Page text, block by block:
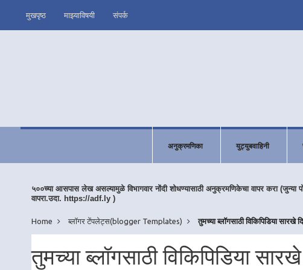
मुखपृष्ठ माझ्याविषयी संपर्क
अनुक्रमणिका युट्युबवाहिनी
५००च्या आसपास लेख असल्यामुळे विभागवार नोंदी शोधण्यासाठी अनुक्रमणिकेचा वापर करा
वापरा.उदा. https://adf.ly )
Home ब्लॉगर टेंपलेट्स(blogger Templates) तुमच्या ब्लॉगसाठी विकिपिडिया सारखे
तुमच्या ब्लॉगसाठी विकिपिडिया